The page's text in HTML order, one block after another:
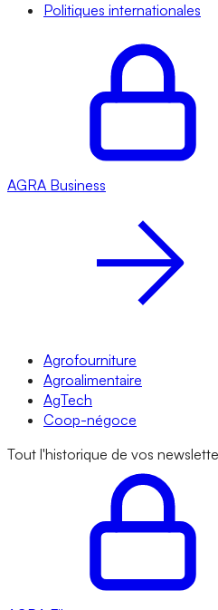
Politiques internationales
AGRA Business
Agrofourniture
Agroalimentaire
AgTech
Coop-négoce
Tout l'historique de vos